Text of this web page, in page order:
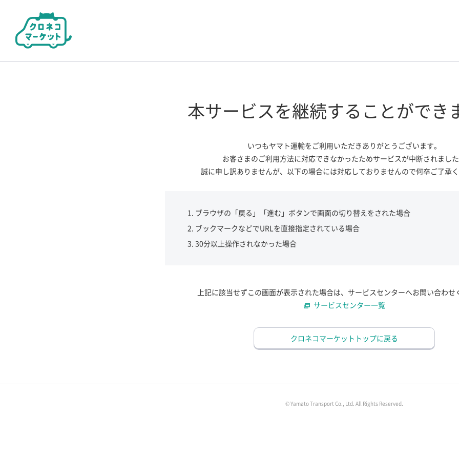
本サービスを継続する ことができ
いつもヤマト運輸をご利用いただきありがとうございます。
お客さまのご利用方法に対応できなかったためサービスが中断されました
誠に申し訳ありませんが、 以下の場合には対応しておりませんので何卒ご了承く
ブラウザの「戻る」「進む」ボタンで画面の切り替えをされた場合
ブックマークなどでURLを直接指定されている場合
30分以上操作されなかった場合
上記に該当せずこの画面が表示された場合は、サービスセンターへお問い合わせ
サービスセンター一覧
クロネコマーケットトップに戻る
© Yamato Transport Co., Ltd. All Rights Reserved.